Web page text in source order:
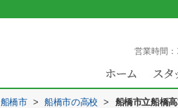
営業時間：
船橋市 > 船橋市の高校 > 船橋市立船橋